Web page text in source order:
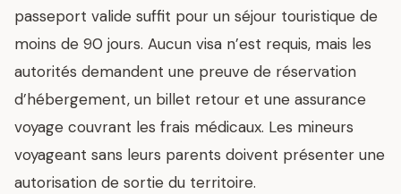
passeport valide suffit pour un séjour touristique de
moins de 90 jours. Aucun visa n’est requis, mais les
autorités demandent une preuve de réservation
d’hébergement, un billet retour et une assurance
voyage couvrant les frais médicaux. Les mineurs
voyageant sans leurs parents doivent présenter une
autorisation de sortie du territoire.